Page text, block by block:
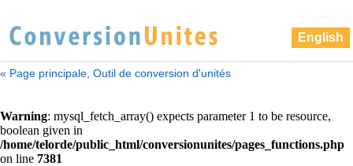
English
« Page principale, Outil de conversion d'unités